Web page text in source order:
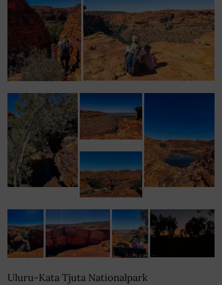
Uluru-Kata Tjuta Nationalpark